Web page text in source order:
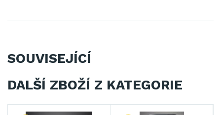
SOUVISEJÍCÍ
DALŠÍ ZBOŽÍ Z KATEGORIE